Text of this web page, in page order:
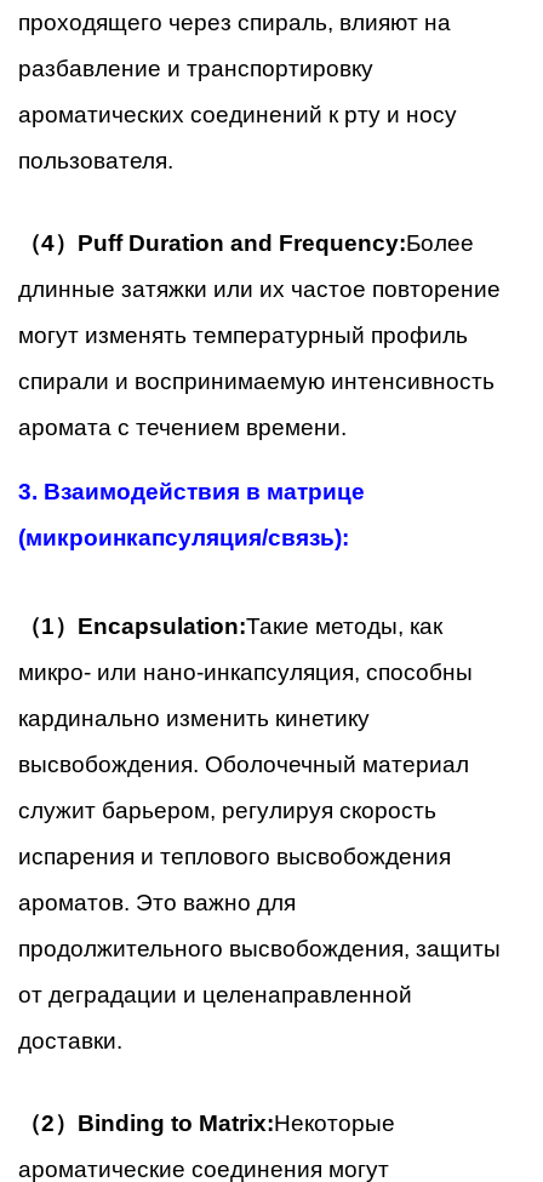
проходящего через спираль, влияют на
разбавление и транспортировку
ароматических соединений к рту и носу
пользователя.
（4）Puff Duration and Frequency:Более
длинные затяжки или их частое повторение
могут изменять температурный профиль
спирали и воспринимаемую интенсивность
аромата с течением времени.
3. Взаимодействия в матрице
(микроинкапсуляция/связь):
（1）Encapsulation:Такие методы, как
микро- или нано-инкапсуляция, способны
кардинально изменить кинетику
высвобождения. Оболочечный материал
служит барьером, регулируя скорость
испарения и теплового высвобождения
ароматов. Это важно для
продолжительного высвобождения, защиты
от деградации и целенаправленной
доставки.
（2）Binding to Matrix:Некоторые
ароматические соединения могут